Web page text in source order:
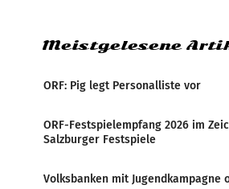
Meistgelesene
ORF: Pig legt Personalliste vor
ORF-Festspielempfang 2026 im
Salzburger Festspiele
Volksbanken mit Jugendkampagne